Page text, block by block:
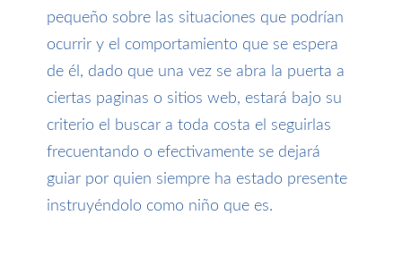
pequeño sobre las situaciones que podrían
ocurrir y el comportamiento que se espera
de él , dado que una vez se abra la puerta a
ciertas paginas o sitios web, estará bajo su
criterio el buscar a toda costa el seguirlas
frecuentando o efectivamente se dejará
guiar por quien siempre ha estado presente
instruyéndolo como niño que es.